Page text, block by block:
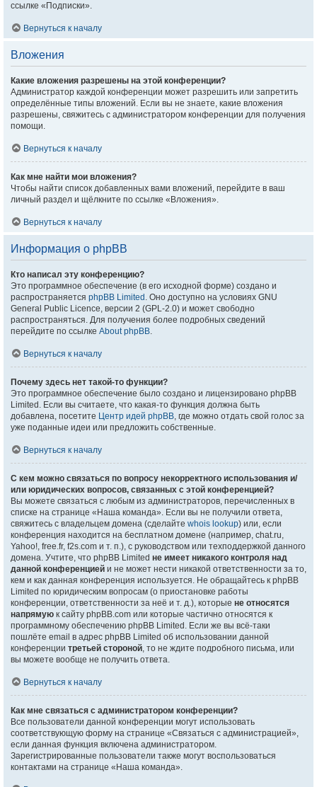
ссылке «Подписки».
Вернуться к началу
Вложения
Какие вложения разрешены на этой конференции?
Администратор каждой конференции может разрешить или запретить
определённые типы вложений. Если вы не знаете, какие вложения
разрешены, свяжитесь с администратором конференции для получения
помощи.
Вернуться к началу
Как мне найти мои вложения?
Чтобы найти список добавленных вами вложений, перейдите в ваш
личный раздел и щёлкните по ссылке «Вложения».
Вернуться к началу
Информация о phpBB
Кто написал эту конференцию?
Это программное обеспечение (в его исходной форме) создано и
распространяется phpBB Limited . Оно доступно на условиях GNU
General Public Licence, версии 2 (GPL-2.0) и может свободно
распространяться. Для получения более подробных сведений
перейдите по ссылке About phpBB.
Вернуться к началу
Почему здесь нет такой-то функции?
Это программное обеспечение было создано и лицензировано phpBB
Limited. Если вы считаете, что какая-то функция должна быть
добавлена, посетите Центр идей phpBB, где можно отдать свой голос за
уже поданные идеи или предложить собственные.
Вернуться к началу
С кем можно связаться по вопросу некорректного использования и/
или юридических вопросов, связанных с этой конференцией?
Вы можете связаться с любым из администраторов, перечисленных в
списке на странице «Наша команда». Если вы не получили ответа,
свяжитесь с владельцем домена (сделайте whois lookup) или, если
конференция находится на бесплатном домене (например, chat.ru,
Yahoo!, free.fr, f2s.com и т. п.), с руководством или техподдержкой данного
домена. Учтите, что phpBB Limited не имеет никакого контроля над
данной конференцией и не может нести никакой ответственности за то,
кем и как данная конференция используется. Не обращайтесь к phpBB
Limited по юридическим вопросам (о приостановке работы
конференции, ответственности за неё и т. д.), которые не относятся
напрямую к сайту phpBB.com или которые частично относятся к
программному обеспечению phpBB Limited. Если же вы всё-таки
пошлёте email в адрес phpBB Limited об использовании данной
конференции третьей стороной, то не ждите подробного письма, или
вы можете вообще не получить ответа.
Вернуться к началу
Как мне связаться с администратором конференции?
Все пользователи данной конференции могут использовать
соответствующую форму на странице «Связаться с администрацией»,
если данная функция включена администратором.
Зарегистрированные пользователи также могут воспользоваться
контактами на странице «Наша команда».